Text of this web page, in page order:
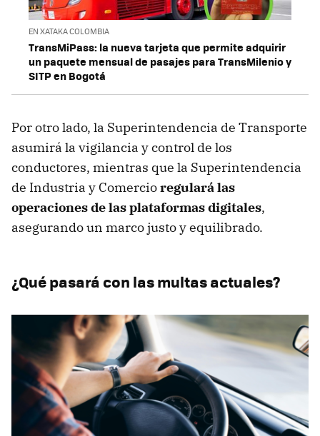
EN XATAKA COLOMBIA
TransMiPass: la nueva tarjeta que permite adquirir
un paquete mensual de pasajes para TransMilenio y
SITP en Bogotá
Por otro lado, la Superintendencia de Transporte
asumirá la vigilancia y control de los
conductores, mientras que la Superintendencia
de Industria y Comercioregulará las
operaciones de las plataformas digitales,
asegurando un marco justo y equilibrado.
¿Qué pasará con las multas actuales?